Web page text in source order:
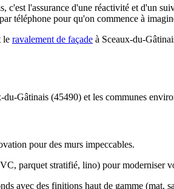
c'est l'assurance d'une réactivité et d'un
téléphone pour qu'on commence à
le ravalement de façade à Sceaux-du-
Gâtinais (45490) et les communes
pour des murs impeccables.
parquet stratifié, lino) pour moderniser
avec des finitions haut de gamme (mat,